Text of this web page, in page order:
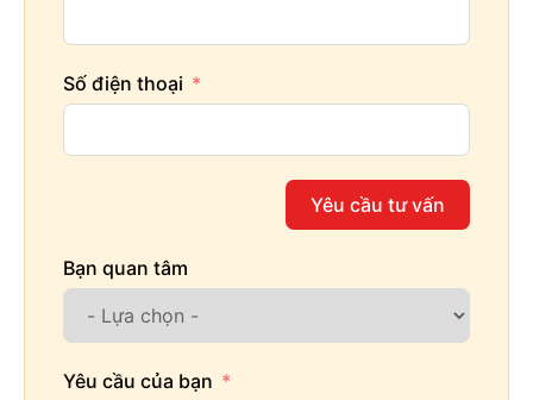
Số điện thoại
Yêu cầu tư vấn
Bạn quan tâm
Yêu cầu của bạn